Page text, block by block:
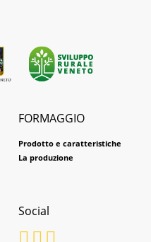
FORMAGGIO
Prodotto e caratteristiche
La produzione
Social